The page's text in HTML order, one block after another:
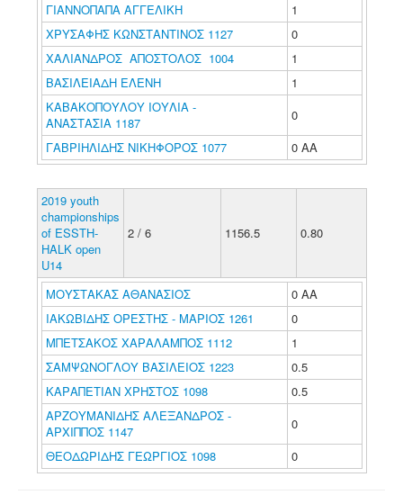
ΓΙΑΝΝΟΠΑΠΑ ΑΓΓΕΛΙΚΗ
1
ΧΡΥΣΑΦΗΣ ΚΩΝΣΤΑΝΤΙΝΟΣ 1127
0
ΧΑΛΙΑΝΔΡΟΣ ΑΠΟΣΤΟΛΟΣ 1004
1
ΒΑΣΙΛΕΙΑΔΗ ΕΛΕΝΗ
1
ΚΑΒΑΚΟΠΟΥΛΟΥ ΙΟΥΛΙΑ -
ΑΝΑΣΤΑΣΙΑ 1187
0
ΓΑΒΡΙΗΛΙΔΗΣ ΝΙΚΗΦΟΡΟΣ 1077
0 ΑΑ
2019 youth
championships
of ESSTH-
HALK open
U14
2 / 6 1156.5 0.80
ΜΟΥΣΤΑΚΑΣ ΑΘΑΝΑΣΙΟΣ
0 ΑΑ
ΙΑΚΩΒΙΔΗΣ ΟΡΕΣΤΗΣ - ΜΑΡΙΟΣ 1261
0
ΜΠΕΤΣΑΚΟΣ ΧΑΡΑΛΑΜΠΟΣ 1112
1
ΣΑΜΨΩΝΟΓΛΟΥ ΒΑΣΙΛΕΙΟΣ 1223
0.5
ΚΑΡΑΠΕΤΙΑΝ ΧΡΗΣΤΟΣ 1098
0.5
ΑΡΖΟΥΜΑΝΙΔΗΣ ΑΛΕΞΑΝΔΡΟΣ -
ΑΡΧΙΠΠΟΣ 1147
0
ΘΕΟΔΩΡΙΔΗΣ ΓΕΩΡΓΙΟΣ 1098
0